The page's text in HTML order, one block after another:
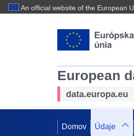
An official website of the European
European
data.europa.eu
Domov Údaje